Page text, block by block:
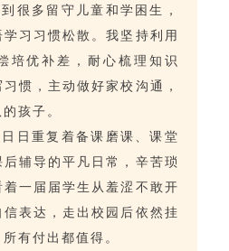
很多留守儿童和学困生，
习习惯松散。我坚持利用
培优补差，耐心梳理知识
惯，主动做好家校沟通，
孩子。
日重复着备课磨课、课堂
辅导的平凡日常，辛苦琐
一届届学生从羞涩不敢开
表达，走出校园后依然挂
有付出都值得。